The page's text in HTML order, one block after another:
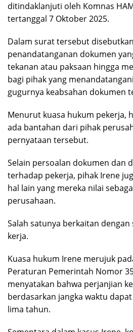
ditindaklanjuti oleh Komnas
tertanggal 7 Oktober 2025.
Dalam surat tersebut
penandatanganan dokumen
tekanan atau paksaan hingga
bagi pihak yang
gugurnya keabsahan dokumen
Menurut kuasa hukum pekerja,
ada bantahan dari pihak
pernyataan tersebut.
Selain persoalan dokumen dan
terhadap pekerja, pihak Irene
hal lain yang mereka nilai
perusahaan.
Salah satunya berkaitan
kerja.
Kuasa hukum Irene merujuk
Peraturan Pemerintah Nomor
menyatakan bahwa perjanjian
berdasarkan jangka waktu
lima tahun.